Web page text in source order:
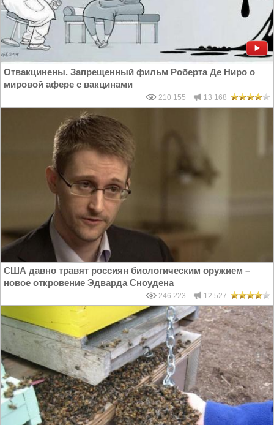
Отвакцинены. Запрещенный фильм Роберта Де Ниро о
мировой афере с вакцинами
210 155 13 168
США давно травят россиян биологическим оружием –
новое откровение Эдварда Сноудена
246 223 12 527